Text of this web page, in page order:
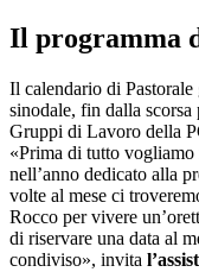
Il programma
Il calendario di
sinodale, fin dalla
Gruppi di Lavoro della
«Prima di tutto vogliamo
nell’anno dedicato alla
volte al mese ci
Rocco per vivere
di riservare una data al
condiviso», invita